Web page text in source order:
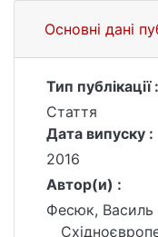
Основні дані
Тип публікації :
Стаття
Дата випуску :
2016
Автор(и) :
Фесюк, Василь